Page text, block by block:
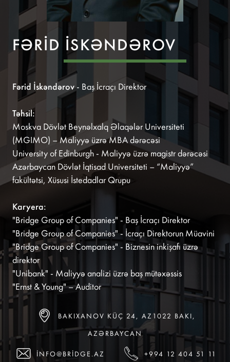
FƏRID İSKƏNDƏROV
Fərid İskəndərov- Baş İcraçı Direktor
Təhsil:
Moskva Dövlət Beynəlxalq Əlaqələr Universiteti
(MGIMO) – Maliyyə üzrə MBA dərəcəsi
University of Edinburgh - Maliyyə üzrə magistr dərəcəsi
Azərbaycan Dövlət İqtisad Universiteti – “Maliyyə”
fakültətsi, Xüsusi İstedadlar Qrupu
Karyera:
"Bridge Group of Companies" - Baş İcraçı Direktor
"Bridge Group of Companies" - İcraçı Direktorun Müavini
"Bridge Group of Companies" - Biznesin inkişafı üzrə
direktor
"Unibank" - Maliyyə analizi üzrə baş mütəxəssis
"Ernst & Young" – Auditor
BAKIXANOV KÜÇ 24, AZ1022 BAKI,
AZƏRBAYCAN
INFO@BRIDGE.AZ +994 12 404 51 11